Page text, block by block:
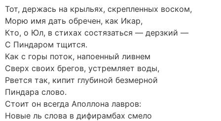
Тот, держась на крыльях, скрепленных воском,
Морю имя дать обречен, как Икар,
Кто, о Юл, в стихах состязаться — дерзкий —
С Пиндаром тщится.
Как с горы поток, напоенный ливнем
Сверх своих брегов, устремляет воды,
Рвется так, кипит глубиной безмерной
Пиндара слово.
Стоит он всегда Аполлона лавров:
Новые ль слова в дифирамбах смело